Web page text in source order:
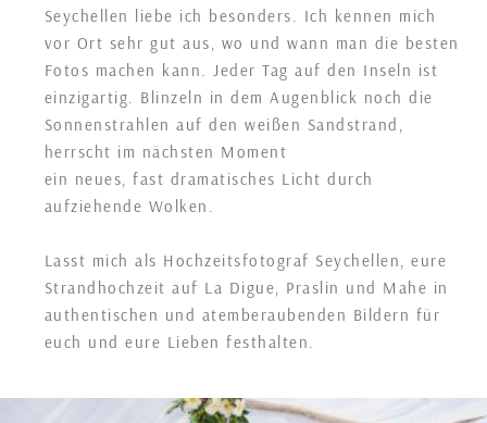
Seychellen liebe ich besonders. Ich kennen mich
vor Ort sehr gut aus, wo und wann man die besten
Fotos machen kann. Jeder Tag auf den Inseln ist
einzigartig. Blinzeln in dem Augenblick noch die
Sonnenstrahlen auf den weißen Sandstrand,
herrscht im nächsten Moment
ein neues, fast dramatisches Licht durch
aufziehende Wolken.
Lasst mich als Hochzeitsfotograf Seychellen, eure
Strandhochzeit auf La Digue, Praslin und Mahe in
authentischen und atemberaubenden Bildern für
euch und eure Lieben festhalten.